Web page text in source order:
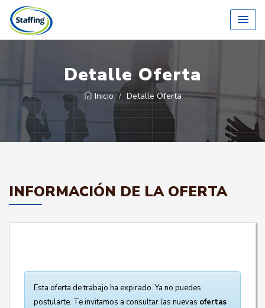
Detalle Oferta
Inicio Detalle Oferta
INFORMACIÓN DE LA OFERTA
Esta oferta de trabajo ha expirado. Ya no puedes
postularte. Te invitamos a consultar las nuevas ofertas